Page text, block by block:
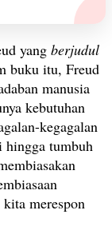
yang berjudul
buku itu, Freud
manusia
kebutuhan
kegagalan
hingga tumbuh
merespon